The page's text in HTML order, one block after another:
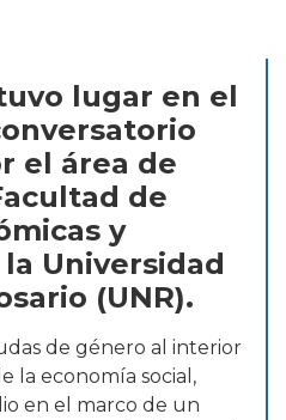
lugar en el
el área de
de
y
Universidad
(UNR).
de género al interior
la economía social,
en el marco de un